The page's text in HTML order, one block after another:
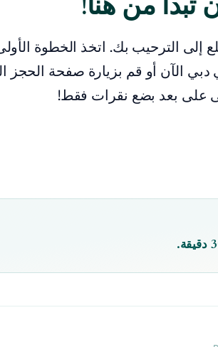
الترحيب بك. اتخذ الخطوة الأولى
الآن أو قم بزيارة صفحة الحجز
على بعد بضع نقرات فقط!